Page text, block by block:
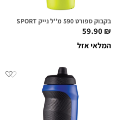
בקבוק ספורט 590 מ"ל נייק NIKE HYPERSPORT ירוק אטומי
59.90₪
המלאי אזל